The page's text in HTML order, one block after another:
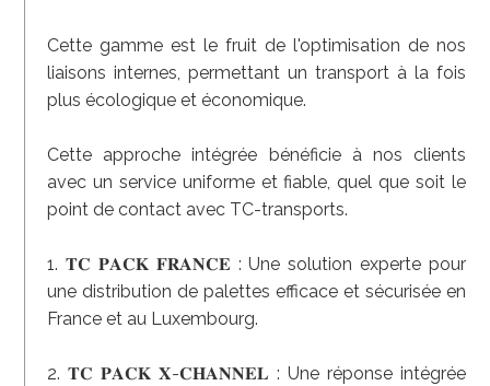
Cette gamme est le fruit de l'optimisation de nos
liaisons internes, permettant un transport à la fois
plus écologique et économique.
Cette approche intégrée bénéficie à nos clients
avec un service uniforme et fiable, quel que soit le
point de contact avec TC-transports.
1. 𝐓𝐂 𝐏𝐀𝐂𝐊 𝐅𝐑𝐀𝐍𝐂𝐄 : Une solution experte pour
une distribution de palettes efficace et sécurisée en
France et au Luxembourg.
2. 𝐓𝐂 𝐏𝐀𝐂𝐊 𝐗-𝐂𝐇𝐀𝐍𝐍𝐄𝐋 : Une réponse intégrée